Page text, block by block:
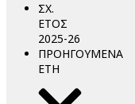
ΣΧ.
ΕΤΟΣ
2025-26
ΠΡΟΗΓΟΥΜΕΝΑ
ΕΤΗ